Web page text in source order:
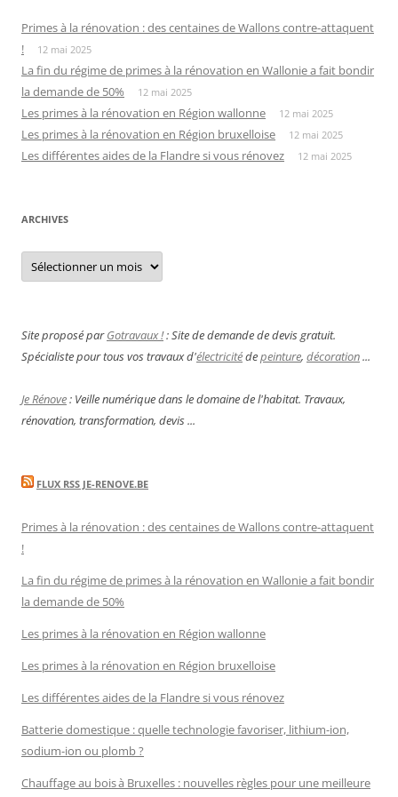
Primes à la rénovation : des centaines de Wallons contre-attaquent
!
12 mai 2025
La fin du régime de primes à la rénovation en Wallonie a fait bondir
la demande de 50%
12 mai 2025
Les primes à la rénovation en Région wallonne 12 mai 2025
Les primes à la rénovation en Région bruxelloise 12 mai 2025
Les différentes aides de la Flandre si vous rénovez 12 mai 2025
ARCHIVES
Archives
Site proposé parGotravaux !: Site de demande de devis gratuit.
Spécialiste pour tous vos travaux d'électricitédepeinture, décoration...
Je Rénove: Veille numérique dans le domaine de l'habitat. Travaux,
rénovation, transformation, devis ...
FLUX RSS JE-RENOVE.BE
Primes à la rénovation : des centaines de Wallons contre-attaquent
!
La fin du régime de primes à la rénovation en Wallonie a fait bondir
la demande de 50%
Les primes à la rénovation en Région wallonne
Les primes à la rénovation en Région bruxelloise
Les différentes aides de la Flandre si vous rénovez
Batterie domestique : quelle technologie favoriser, lithium-ion,
sodium-ion ou plomb ?
Chauffage au bois à Bruxelles : nouvelles règles pour une meilleure